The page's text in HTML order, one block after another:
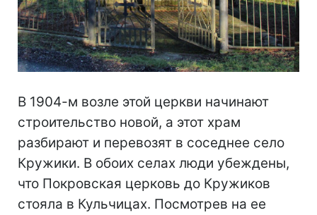
В 1904-м возле этой церкви начинают
строительство новой, а этот храм
разбирают и перевозят в соседнее село
Кружики. В обоих селах люди убеждены,
что Покровская церковь до Кружиков
стояла в Кульчицах. Посмотрев на ее